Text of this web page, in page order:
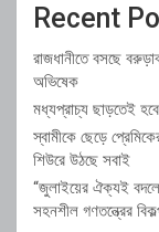
Recent
রাজধানীতে বসছে
অভিষেক
মধ্যপ্রাচ্য ছাড়তেই
স্বামীকে ছেড়ে
শিউরে উঠছে সবাই
“জুলাইয়ের ঐক্যই বদলে
সহনশীল গণতন্ত্রের